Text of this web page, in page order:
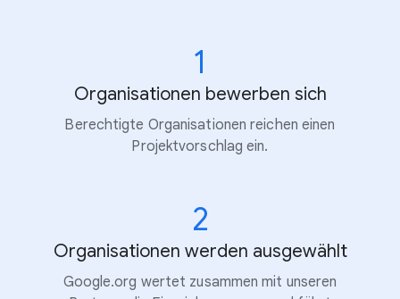
1
Organisationen bewerben sich
Berechtigte Organisationen reichen einen
Projektvorschlag ein.
2
Organisationen werden ausgewählt
Google.org wertet zusammen mit unseren